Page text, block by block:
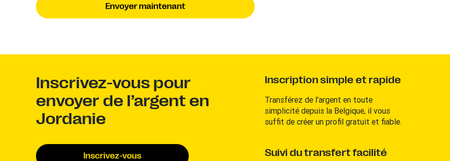
Envoyer maintenant
Inscrivez-vous pour
envoyer de l’argent en
Jordanie
Inscrivez-vous
Inscription simple et rapide
Transférez de l’argent en toute
simplicité depuis la Belgique, il vous
suffit de créer un profil gratuit et fiable.
Suivi du transfert facilité